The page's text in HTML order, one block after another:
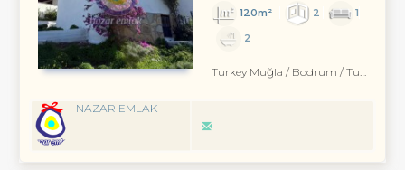
120m² 2
1
2
Turkey Muğla / Bodrum / Turgutreis
NAZAR EMLAK